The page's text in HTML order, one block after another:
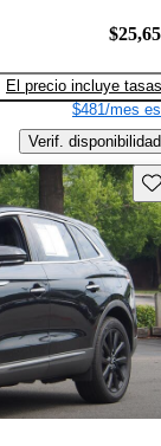
El precio incluye tasas
$481/mes
Verif. disponibilidad